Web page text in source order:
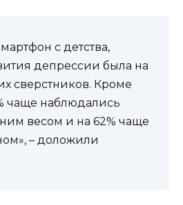
с детства,
депрессии была на
сверстников. Кроме
чаще наблюдались
весом и на 62% чаще
– доложили